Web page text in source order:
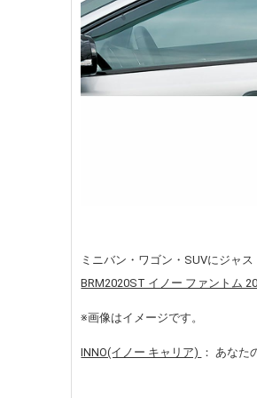
ミニバン・ワゴン・SUVにジャ
BRM2020ST イノー ファントム
※画像はイメージです。
INNO(イノー キャリア) ： あなた